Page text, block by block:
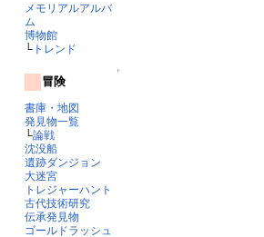
メモリアルアルバ
ム
博物館
└トレンド
↑
冒険
書庫・地図
発見物一覧
└論戦
沈没船
遺跡ダンジョン
大迷宮
トレジャーハント
古代技術研究
伝承発見物
ゴールドラッシュ